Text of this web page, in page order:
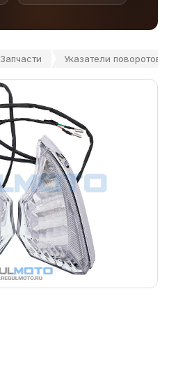
Запчасти Указатели поворотов